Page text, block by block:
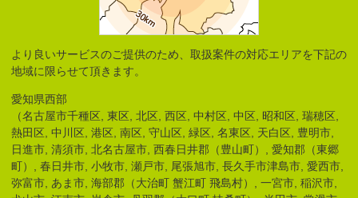
より良いサービスのご提供のため、取扱案件の対応エリアを下記の
地域に限らせて頂きます。
愛知県西部
（名古屋市千種区, 東区, 北区, 西区, 中村区, 中区, 昭和区, 瑞穂区,
熱田区, 中川区, 港区, 南区, 守山区, 緑区, 名東区, 天白区, 豊明市,
日進市, 清須市, 北名古屋市, 西春日井郡（豊山町）, 愛知郡（東郷
町）, 春日井市, 小牧市, 瀬戸市, 尾張旭市, 長久手市津島市, 愛西市,
弥富市, あま市, 海部郡（大治町 蟹江町 飛島村）, 一宮市, 稲沢市,